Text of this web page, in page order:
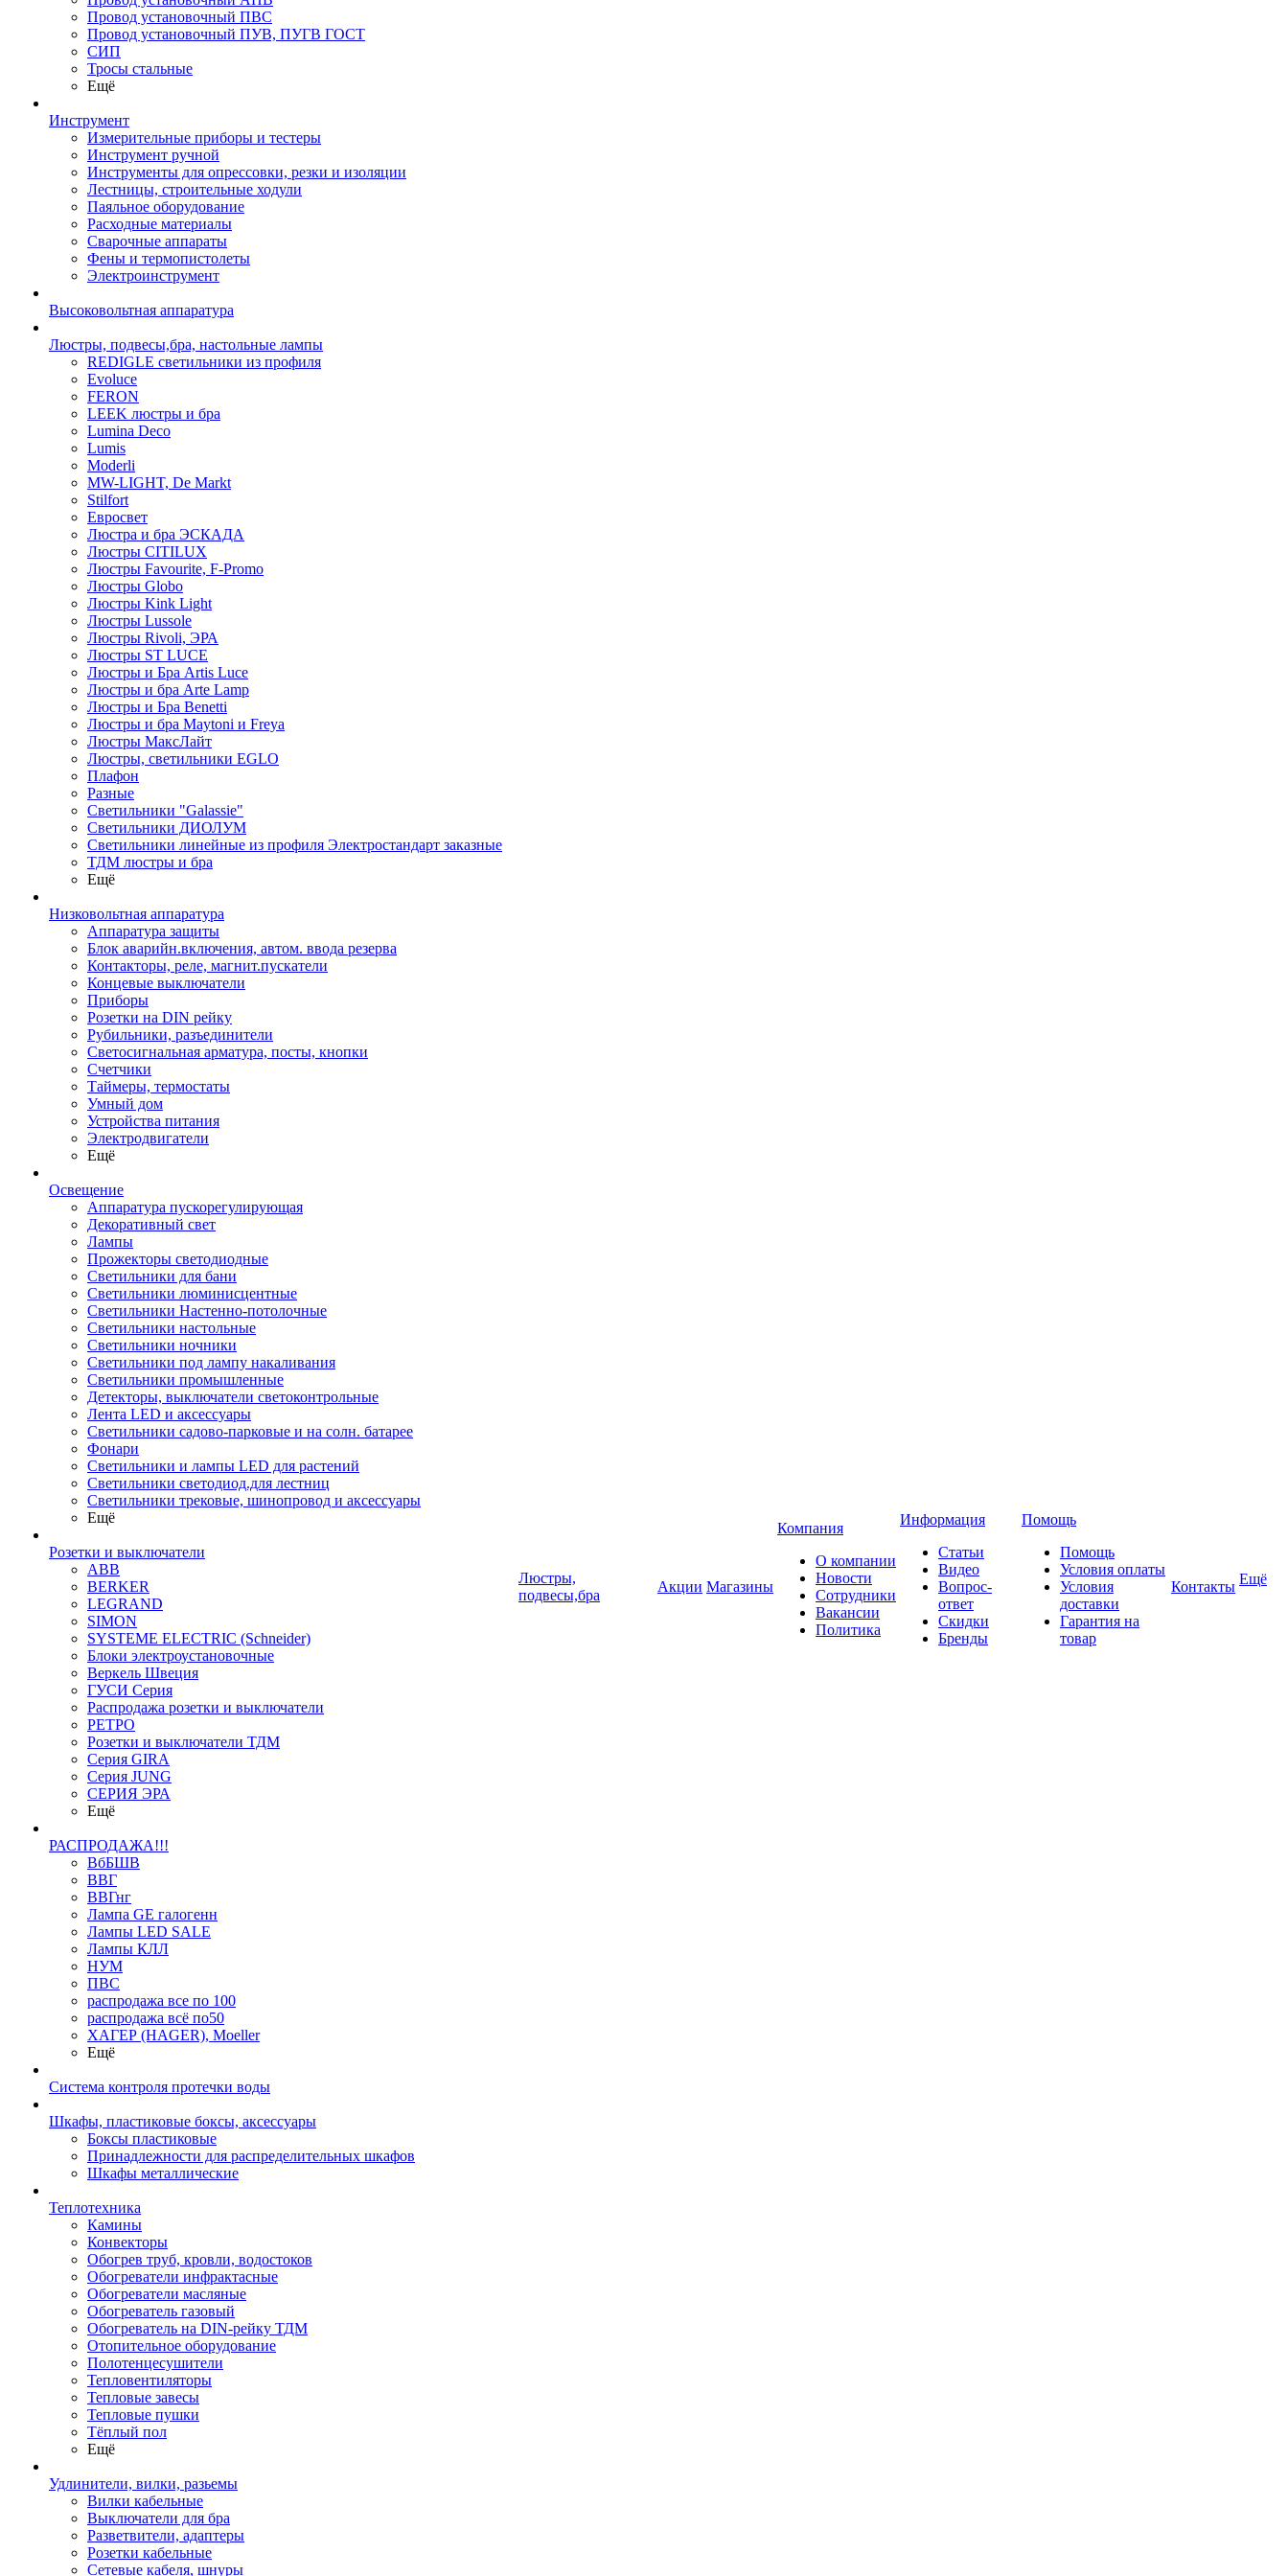
Провод установочный ПВС
Провод установочный ПУВ, ПУГВ ГОСТ
СИП
Тросы стальные
Ещё
Инструмент
Измерительные приборы и тестеры
Инструмент ручной
Инструменты для опрессовки, резки и изоляции
Лестницы, строительные ходули
Паяльное оборудование
Расходные материалы
Сварочные аппараты
Фены и термопистолеты
Электроинструмент
Высоковольтная аппаратура
Люстры, подвесы,бра, настольные лампы
REDIGLE светильники из профиля
Evoluce
FERON
LEEK люстры и бра
Lumina Deco
Lumis
Moderli
MW-LIGHT, De Markt
Stilfort
Евросвет
Люстра и бра ЭСКАДА
Люстры CITILUX
Люстры Favourite, F-Promo
Люстры Globo
Люстры Kink Light
Люстры Lussole
Люстры Rivoli, ЭРА
Люстры ST LUCE
Люстры и Бра Artis Luce
Люстры и бра Arte Lamp
Люстры и Бра Benetti
Люстры и бра Maytoni и Freya
Люстры МаксЛайт
Люстры, светильники EGLO
Плафон
Разные
Светильники "Galassie"
Светильники ДИОЛУМ
Светильники линейные из профиля Электростандарт заказные
ТДМ люстры и бра
Ещё
Низковольтная аппаратура
Аппаратура защиты
Блок аварийн.включения, автом. ввода резерва
Контакторы, реле, магнит.пускатели
Концевые выключатели
Приборы
Розетки на DIN рейку
Рубильники, разъединители
Светосигнальная арматура, посты, кнопки
Счетчики
Таймеры, термостаты
Умный дом
Устройства питания
Электродвигатели
Ещё
Освещение
Аппаратура пускорегулирующая
Декоративный свет
Лампы
Прожекторы светодиодные
Светильники для бани
Светильники люминисцентные
Светильники Настенно-потолочные
Светильники настольные
Светильники ночники
Светильники под лампу накаливания
Светильники промышленные
Детекторы, выключатели светоконтрольные
Лента LED и аксессуары
Светильники садово-парковые и на солн. батарее
Фонари
Светильники и лампы LED для растений
Светильники светодиод.для лестниц
Светильники трековые, шинопровод и аксессуары
Ещё
Розетки и выключатели
ABB
BERKER
LEGRAND
SIMON
SYSTEME ELECTRIC (Schneider)
Блоки электроустановочные
Веркель Швеция
ГУСИ Серия
Распродажа розетки и выключатели
РЕТРО
Розетки и выключатели ТДМ
Серия GIRA
Серия JUNG
СЕРИЯ ЭРА
Ещё
РАСПРОДАЖА!!!
ВбБШВ
ВВГ
ВВГнг
Лампа GE галогенн
Лампы LED SALE
Лампы КЛЛ
НУМ
ПВС
распродажа все по 100
распродажа всё по50
ХАГЕР (HAGER), Moeller
Ещё
Система контроля протечки воды
Шкафы, пластиковые боксы, аксессуары
Боксы пластиковые
Принадлежности для распределительных шкафов
Шкафы металлические
Теплотехника
Камины
Конвекторы
Обогрев труб, кровли, водостоков
Обогреватели инфрактасные
Обогреватели масляные
Обогреватель газовый
Обогреватель на DIN-рейку ТДМ
Отопительное оборудование
Полотенцесушители
Тепловентиляторы
Тепловые завесы
Тепловые пушки
Тёплый пол
Ещё
Удлинители, вилки, разьемы
Вилки кабельные
Выключатели для бра
Разветвители, адаптеры
Розетки кабельные
Сетевые кабеля, шнуры
Люстры,
подвесы,бра
Акции Магазины
Компания
О компании
Новости
Сотрудники
Вакансии
Политика
Информация
Статьи
Видео
Вопрос-
ответ
Скидки
Бренды
Помощь
Помощь
Условия оплаты
Условия
доставки
Гарантия на
товар
Контакты Ещё